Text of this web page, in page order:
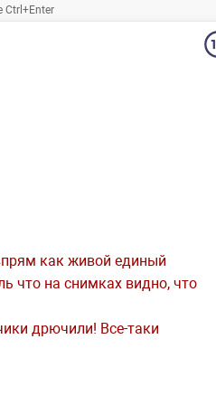
Ctrl+Enter
как живой единый
что на снимках видно, что
дрючили! Все-таки